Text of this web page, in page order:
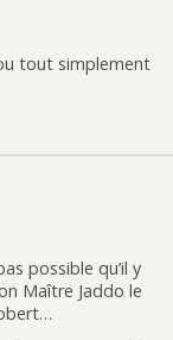
tout simplement
possible qu’il y
Maître Jaddo le